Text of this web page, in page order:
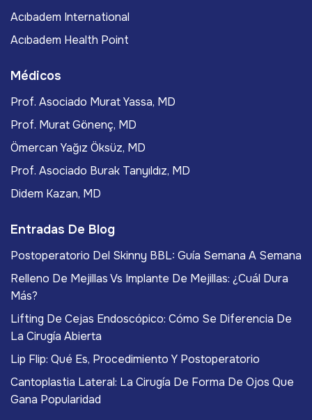
Acıbadem International
Acıbadem Health Point
Médicos
Prof. Asociado Murat Yassa, MD
Prof. Murat Gönenç, MD
Ömercan Yağız Öksüz, MD
Prof. Asociado Burak Tanyıldız, MD
Didem Kazan, MD
Entradas De Blog
Postoperatorio Del Skinny BBL: Guía Semana A Semana
Relleno De Mejillas Vs Implante De Mejillas: ¿Cuál Dura
Más?
Lifting De Cejas Endoscópico: Cómo Se Diferencia De
La Cirugía Abierta
Lip Flip: Qué Es, Procedimiento Y Postoperatorio
Cantoplastia Lateral: La Cirugía De Forma De Ojos Que
Gana Popularidad